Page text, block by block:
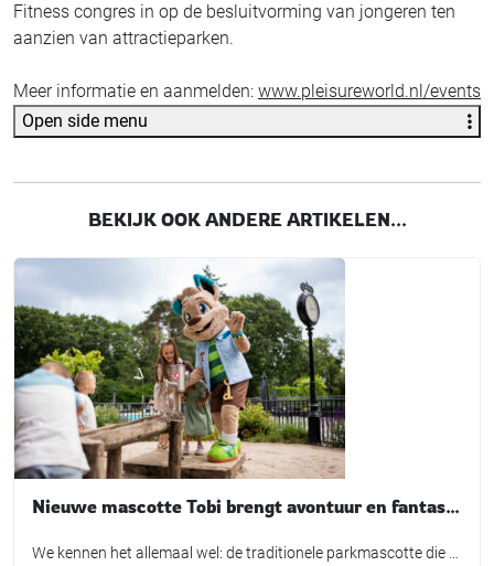
Fitness congres in op de besluitvorming van jongeren ten
aanzien van attractieparken.
Meer informatie en aanmelden: www.pleisureworld.nl/events
Open side menu
BEKIJK OOK ANDERE ARTIKELEN...
Nieuwe mascotte Tobi brengt avontuur en fantasie tot leven bij TopParken